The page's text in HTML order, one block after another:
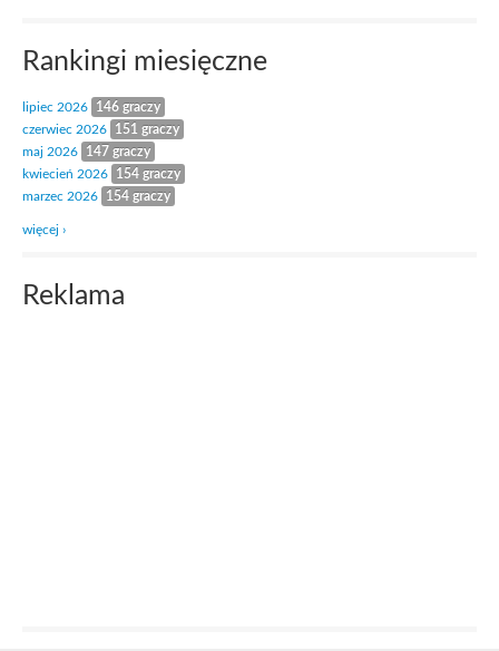
Rankingi miesięczne
lipiec 2026
146 graczy
czerwiec 2026
151 graczy
maj 2026
147 graczy
kwiecień 2026
154 graczy
marzec 2026
154 graczy
więcej ›
Reklama